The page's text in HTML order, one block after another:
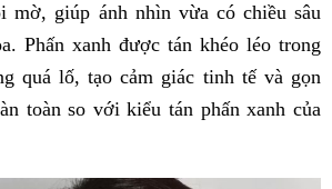
mờ, giúp ánh nhìn vừa có chiều sâu
Phấn xanh được tán khéo léo trong
quá lố, tạo cảm giác tinh tế và gọn
toàn so với kiểu tán phấn xanh của